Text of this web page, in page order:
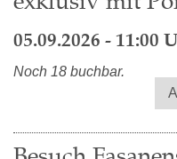
05.09.2026 - 11:00
Noch 18 buchbar.